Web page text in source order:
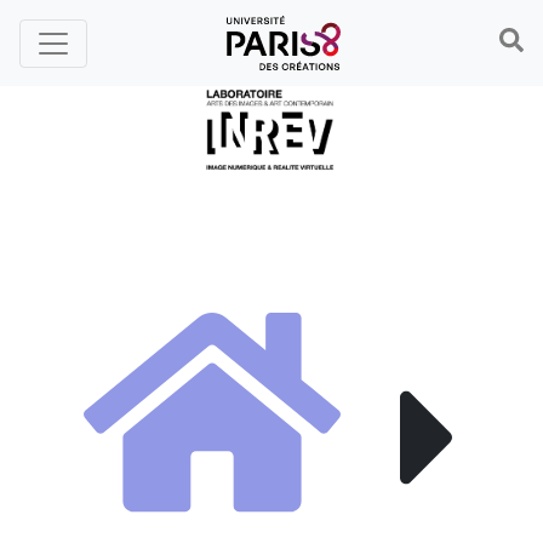
Panneau de gestion des cookies